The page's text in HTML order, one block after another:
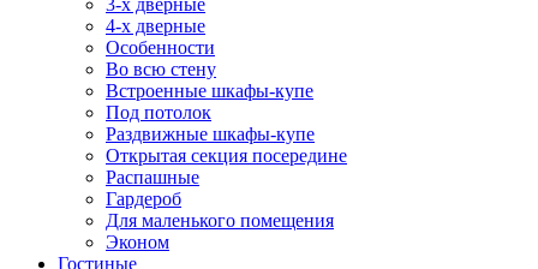
3-х дверные
4-х дверные
Особенности
Во всю стену
Встроенные шкафы-купе
Под потолок
Раздвижные шкафы-купе
Открытая секция посередине
Распашные
Гардероб
Для маленького помещения
Эконом
Гостиные